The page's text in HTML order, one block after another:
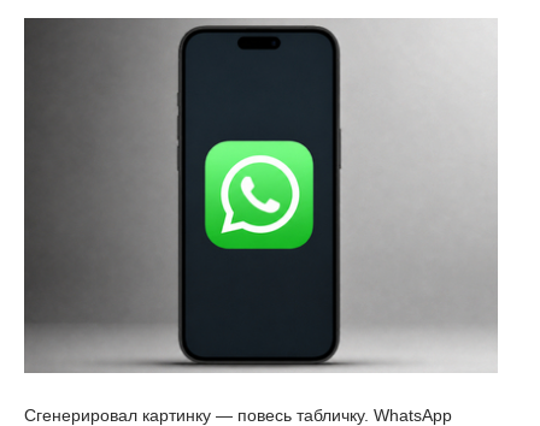
Сгенерировал картинку — повесь табличку. WhatsApp